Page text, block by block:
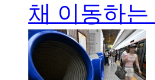
채 이동하는